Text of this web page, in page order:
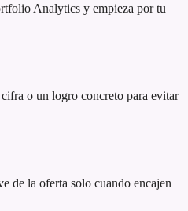
Analytics y empieza por tu
o un logro concreto para evitar
de la oferta solo cuando encajen